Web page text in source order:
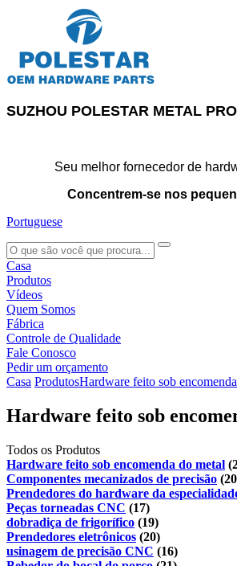
SUZHOU POLESTAR METAL
Seu melhor fornecedor de
Concentrem-se nos
Portuguese
search
Casa
Produtos
Vídeos
Quem Somos
Fábrica
Controle de Qualidade
Fale Conosco
Pedir um orçamento
Casa ProdutosHardware feito sob
Hardware feito sob
Todos os Produtos
Hardware feito sob encomenda do metal
Componentes mecanizados de precisão
Prendedores do hardware da
Peças torneadas CNC (17)
dobradiça de frigorífico (19)
Prendedores eletrônicos (20)
usinagem de precisão CNC (16)